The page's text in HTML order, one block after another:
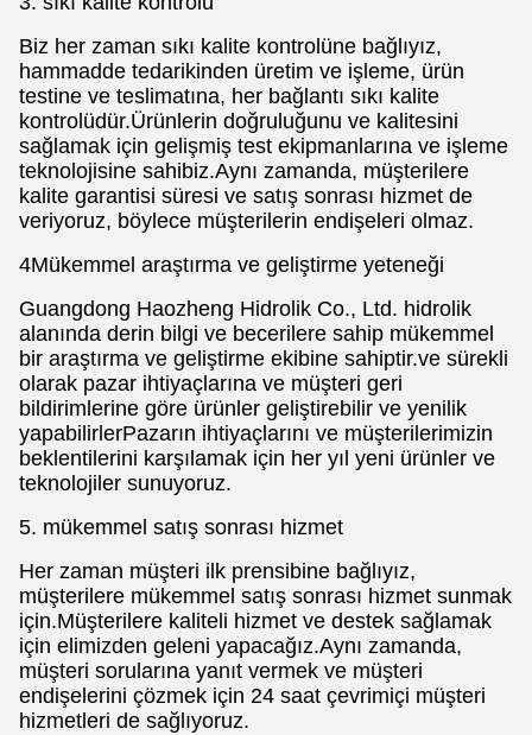
Biz her zaman sıkı kalite kontrolüne bağlıyız,
hammadde tedarikinden üretim ve işleme, ürün
testine ve teslimatına, her bağlantı sıkı kalite
kontrolüdür.Ürünlerin doğruluğunu ve kalitesini
sağlamak için gelişmiş test ekipmanlarına ve işleme
teknolojisine sahibiz.Aynı zamanda, müşterilere
kalite garantisi süresi ve satış sonrası hizmet de
veriyoruz, böylece müşterilerin endişeleri olmaz.
4Mükemmel araştırma ve geliştirme yeteneği
Guangdong Haozheng Hidrolik Co., Ltd. hidrolik
alanında derin bilgi ve becerilere sahip mükemmel
bir araştırma ve geliştirme ekibine sahiptir.ve sürekli
olarak pazar ihtiyaçlarına ve müşteri geri
bildirimlerine göre ürünler geliştirebilir ve yenilik
yapabilirlerPazarın ihtiyaçlarını ve müşterilerimizin
beklentilerini karşılamak için her yıl yeni ürünler ve
teknolojiler sunuyoruz.
5. mükemmel satış sonrası hizmet
Her zaman müşteri ilk prensibine bağlıyız,
müşterilere mükemmel satış sonrası hizmet sunmak
için.Müşterilere kaliteli hizmet ve destek sağlamak
için elimizden geleni yapacağız.Aynı zamanda,
müşteri sorularına yanıt vermek ve müşteri
endişelerini çözmek için 24 saat çevrimiçi müşteri
hizmetleri de sağlıyoruz.